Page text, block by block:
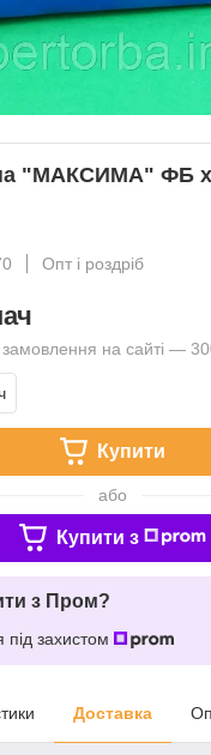
"МАКСИМА" ФБ
Опт і роздріб
на сайті —
Купити
або
Купити з
з Пром?
захистом
Доставка